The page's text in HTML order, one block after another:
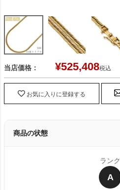
当店価格： ¥525,408税込
お気に入りに登録する
商品の状態
ランク
A